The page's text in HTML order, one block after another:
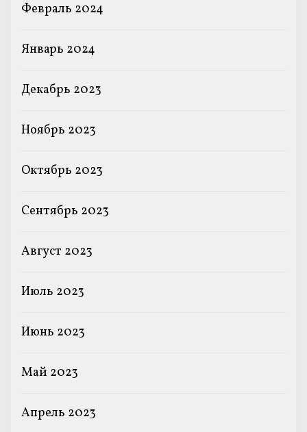
Февраль 2024
Январь 2024
Декабрь 2023
Ноябрь 2023
Октябрь 2023
Сентябрь 2023
Август 2023
Июль 2023
Июнь 2023
Май 2023
Апрель 2023